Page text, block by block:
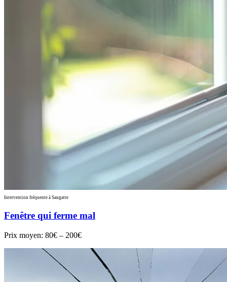
Intervention fréquente à Sangatte
Fenêtre qui ferme mal
Prix moyen: 80€ – 200€